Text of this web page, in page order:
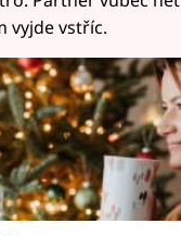
vyjde vstříc.